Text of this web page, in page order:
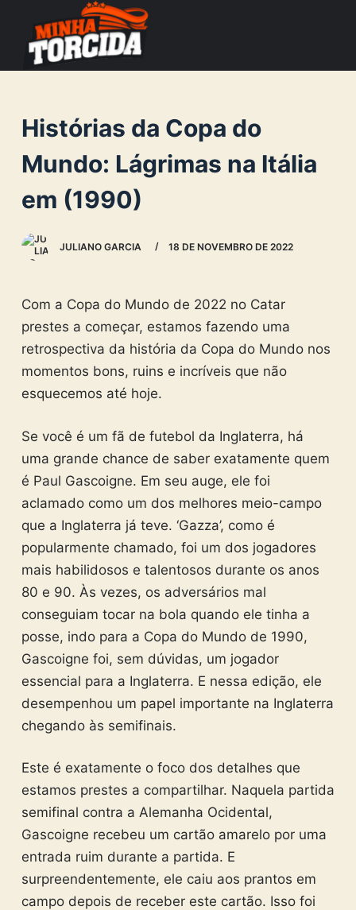
c
o
n
e
Histórias da Copa do
Mundo: Lágrimas na Itália
em (1990)
JULIANO GARCIA 18 DE NOVEMBRO DE 2022
Com a Copa do Mundo de 2022 no Catar
prestes a começar, estamos fazendo uma
retrospectiva da história da Copa do Mundo nos
momentos bons, ruins e incríveis que não
esquecemos até hoje.
Se você é um fã de futebol da Inglaterra, há
uma grande chance de saber exatamente quem
é Paul Gascoigne. Em seu auge, ele foi
aclamado como um dos melhores meio-campo
que a Inglaterra já teve. ‘Gazza’, como é
popularmente chamado, foi um dos jogadores
mais habilidosos e talentosos durante os anos
80 e 90. Às vezes, os adversários mal
conseguiam tocar na bola quando ele tinha a
posse, indo para a Copa do Mundo de 1990,
Gascoigne foi, sem dúvidas, um jogador
essencial para a Inglaterra. E nessa edição, ele
desempenhou um papel importante na Inglaterra
chegando às semifinais.
Este é exatamente o foco dos detalhes que
estamos prestes a compartilhar. Naquela partida
semifinal contra a Alemanha Ocidental,
Gascoigne recebeu um cartão amarelo por uma
entrada ruim durante a partida. E
surpreendentemente, ele caiu aos prantos em
campo depois de receber este cartão. Isso foi